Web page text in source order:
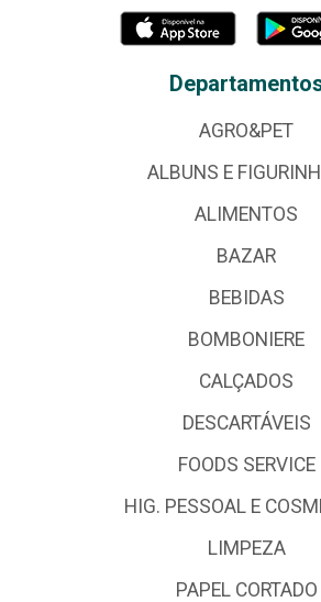
AGRO&PET
ALBUNS E
ALIMENTOS
BAZAR
BEBIDAS
BOMBONIERE
CALÇADOS
DESCARTÁVEIS
FOODS SERVICE
HIG. PESSOAL E
LIMPEZA
PAPEL CORTADO